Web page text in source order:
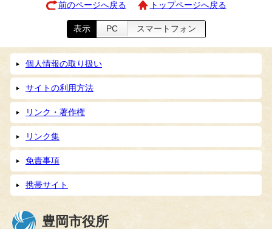
前のページへ戻る トップページへ戻る
表示 PC スマートフォン
個人情報の取り扱い
サイトの利用方法
リンク・著作権
リンク集
免責事項
携帯サイト
豊岡市役所